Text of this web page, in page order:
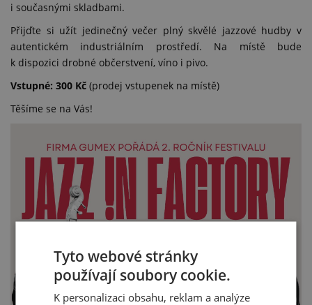
i současnými skladbami.
Přijďte si užít jedinečný večer plný skvělé jazzové hudby v
autentickém industriálním prostředí. Na místě bude
k dispozici drobné občerstvení, víno i pivo.
Vstupné: 300 Kč (prodej vstupenek na místě)
Těšíme se na Vás!
Tyto webové stránky
používají soubory cookie.
K personalizaci obsahu, reklam a analýze